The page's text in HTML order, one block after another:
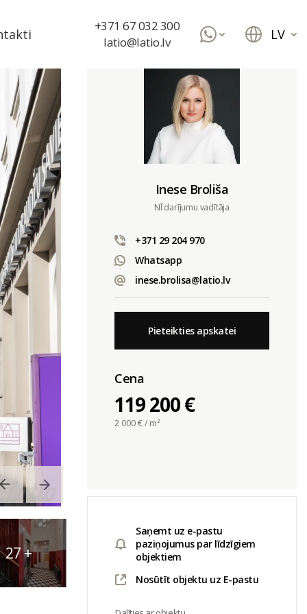
+371 67 032 300
latio@latio.lv
LV
27+
Inese Broliša
NĪ darījumu vadītāja
+371 29 204 970
Whatsapp
inese.brolisa@latio.lv
Pieteikties apskatei
Cena
119 200 €
2 000€ / m²
Saņemt uz e-pastu
paziņojumus par līdzīgiem
objektiem
Nosūtīt objektu uz E-pastu